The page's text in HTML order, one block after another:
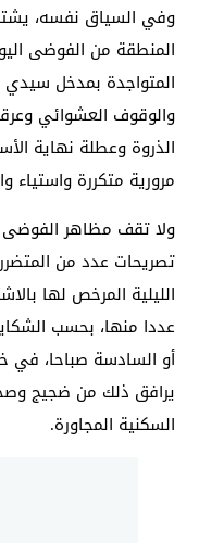
وفي السياق نفسه،
المنطقة من الفوضى
المتواجدة بمدخل سيدي
والوقوف العشوائي
الذروة وعطلة نهاية
مرورية متكررة
ولا تقف مظاهر الفوضى
تصريحات عدد من
الليلية المرخص لها
عددا منها، بحسب
أو السادسة صباحا، في
يرافق ذلك من ضجيج
السكنية المجاورة.